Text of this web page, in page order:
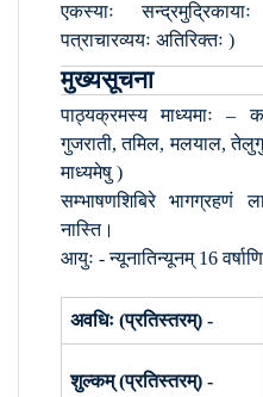
एकस्याः
पत्राचारव्ययः अतिरिक्तः )
मुख्यसूचना
पाठ्यक्रमस्य माध्यमाः –
गुजराती, तमिल, मलयाल,
माध्यमेषु )
सम्भाषणशिबिरे भागग्रहणं
नास्ति।
आयुः - न्यूनातिन्यूनम् 16
अवधिः (प्रतिस्तरम्) -
शुल्कम् (प्रतिस्तरम्) -